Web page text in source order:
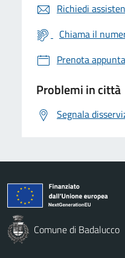
Richiedi
Chiama il
Prenota
Problemi in città
Segnala
Comune di Badalucco